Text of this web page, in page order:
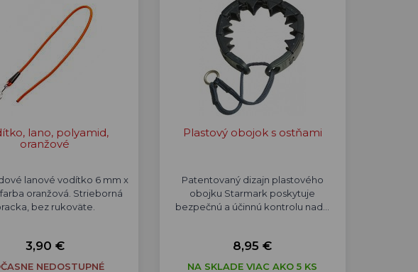
lano, polyamid,
oranžové
lanové vodítko 6 mm x
oranžová. Strieborná
bez rukoväte.
3,90 €
NEDOSTUPNÉ
Plastový obojok s ostňami
Patentovaný dizajn plastového
obojku Starmark poskytuje
bezpečnú a účinnú kontrolu nad…
8,95 €
NA SKLADE VIAC AKO 5 KS